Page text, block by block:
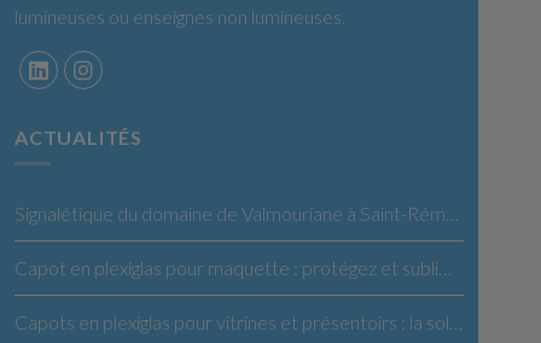
lumineuses ou enseignes non lumineuses.
ACTUALITÉS
Signalétique du domaine de Valmouriane à Saint-Rémy de Provence
Capot en plexiglas pour maquette : protégez et sublimez vos créations
Capots en plexiglas pour vitrines et présentoirs : la solution idéale pour vos produits